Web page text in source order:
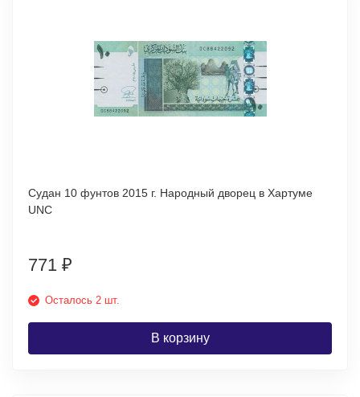
Судан 10 фунтов 2015 г. Народный дворец в Хартуме
UNC
771 ₽
Осталось 2 шт.
В корзину